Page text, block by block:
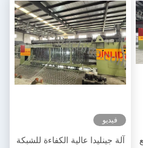
فيديو
آلة جينليدا عالية الكفاءة للشبكة